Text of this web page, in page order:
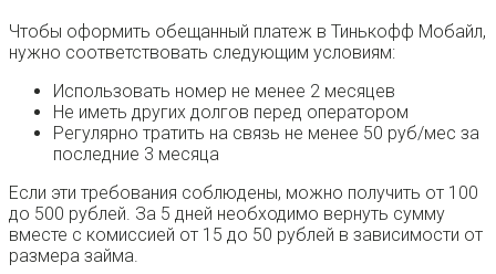
Чтобы оформить обещанный платеж в Тинькофф Мобайл,
нужно соответствовать следующим условиям:
Использовать номер не менее 2 месяцев
Не иметь других долгов перед оператором
Регулярно тратить на связь не менее 50 руб/мес за
последние 3 месяца
Если эти требования соблюдены, можно получить от 100
до 500 рублей. За 5 дней необходимо вернуть сумму
вместе с комиссией от 15 до 50 рублей в зависимости от
размера займа.